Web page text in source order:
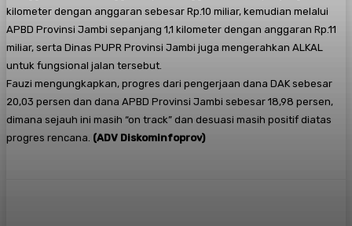
kilometer dengan anggaran sebesar Rp.10 miliar, kemudian melalui
APBD Provinsi Jambi sepanjang 1,1 kilometer dengan anggaran Rp.11
miliar, serta Dinas PUPR Provinsi Jambi juga mengerahkan ALKAL
untuk fungsional jalan tersebut.
Fauzi mengungkapkan, progres dari pengerjaan dana DAK sebesar
20,03 persen dan dana APBD Provinsi Jambi sebesar 18,98 persen,
dimana sejauh ini masih “on track” dan desuasi masih positif diatas
progres rencana. (ADV Diskominfoprov)